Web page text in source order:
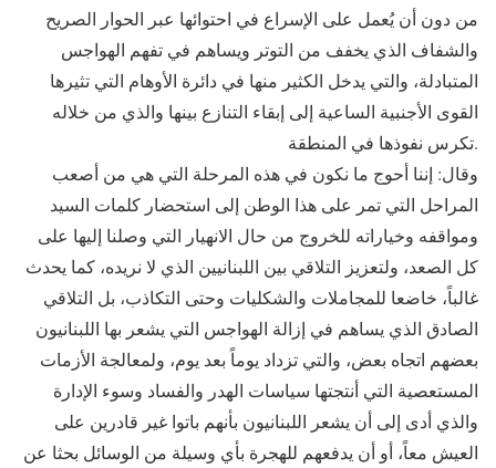
من دون أن يُعمل على الإسراع في احتوائها عبر الحوار الصريح
والشفاف الذي يخفف من التوتر ويساهم في تفهم الهواجس
المتبادلة، والتي يدخل الكثير منها في دائرة الأوهام التي تثيرها
القوى الأجنبية الساعية إلى إبقاء التنازع بينها والذي من خلاله
تكرس نفوذها في المنطقة.
وقال: إننا أحوج ما نكون في هذه المرحلة التي هي من أصعب
المراحل التي تمر على هذا الوطن إلى استحضار كلمات السيد
ومواقفه وخياراته للخروج من حال الانهيار التي وصلنا إليها على
كل الصعد، ولتعزيز التلاقي بين اللبنانيين الذي لا نريده، كما يحدث
غالباً، خاضعا للمجاملات والشكليات وحتى التكاذب، بل التلاقي
الصادق الذي يساهم في إزالة الهواجس التي يشعر بها اللبنانيون
بعضهم اتجاه بعض، والتي تزداد يوماً بعد يوم، ولمعالجة الأزمات
المستعصية التي أنتجتها سياسات الهدر والفساد وسوء الإدارة
والذي أدى إلى أن يشعر اللبنانيون بأنهم باتوا غير قادرين على
العيش معاً، أو أن يدفعهم للهجرة بأي وسيلة من الوسائل بحثا عن